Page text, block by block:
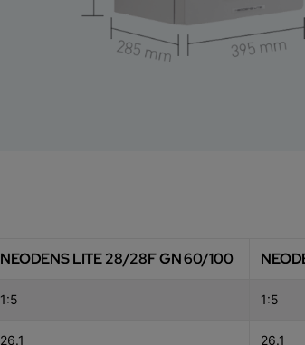
NEODENS LITE 28/28F GN 60/100
1:5 1:5
26.1 26.1